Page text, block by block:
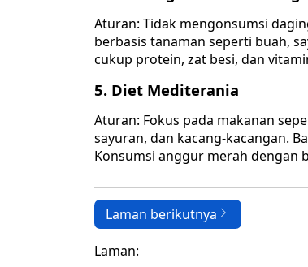
Aturan: Tidak mengonsumsi
berbasis tanaman seperti buah,
cukup protein, zat besi, dan
5. Diet Mediterania
Aturan: Fokus pada makanan
sayuran, dan kacang-kacangan.
Konsumsi anggur merah dengan
Laman berikutnya
Laman: